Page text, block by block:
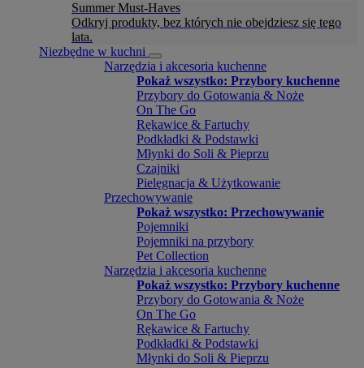
Summer Must-Haves
Odkryj produkty, bez których nie obejdziesz się tego
lata.
Niezbędne w kuchni
Narzędzia i akcesoria kuchenne
Pokaż wszystko: Przybory kuchenne
Przybory do Gotowania & Noże
On The Go
Rękawice & Fartuchy
Podkładki & Podstawki
Młynki do Soli & Pieprzu
Czajniki
Pielęgnacja & Użytkowanie
Przechowywanie
Pokaż wszystko: Przechowywanie
Pojemniki
Pojemniki na przybory
Pet Collection
Narzędzia i akcesoria kuchenne
Pokaż wszystko: Przybory kuchenne
Przybory do Gotowania & Noże
On The Go
Rękawice & Fartuchy
Podkładki & Podstawki
Młynki do Soli & Pieprzu